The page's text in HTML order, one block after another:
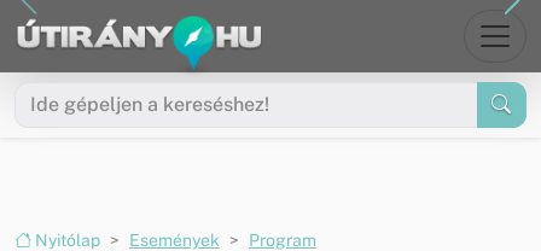
Ugrás a menüre
Ugrás a tartalomra
Nyitólap Események
Program